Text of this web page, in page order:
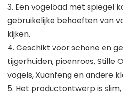
3. Een vogelbad met spiegel
gebruikelijke behoeften van
kijken.
4. Geschikt voor schone en
tijgerhuiden, pioenroos, Stille
vogels, Xuanfeng en andere
5. Het productontwerp is